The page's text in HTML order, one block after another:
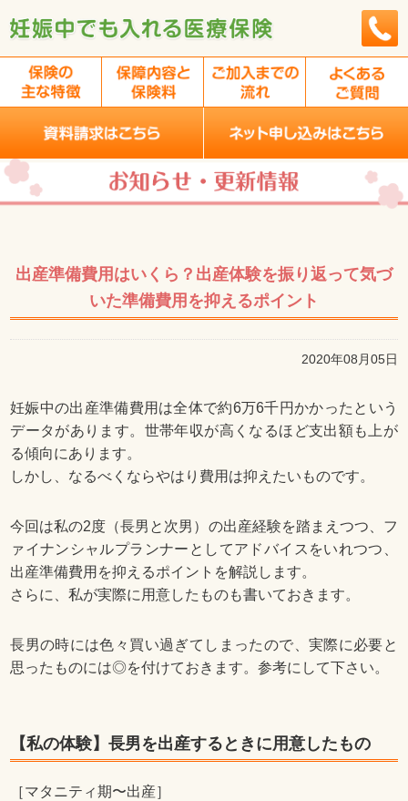
出産準備費用はいくら？出産体験を振り返って気づ
いた準備費用を抑えるポイント
2020年08月05日
妊娠中の出産準備費用は全体で約6万6千円かかったという
データがあります。世帯年収が高くなるほど支出額も上が
る傾向にあります。
しかし、なるべくならやはり費用は抑えたいものです。
今回は私の2度（長男と次男）の出産経験を踏まえつつ、フ
ァイナンシャルプランナーとしてアドバイスをいれつつ、
出産準備費用を抑えるポイントを解説します。
さらに、私が実際に用意したものも書いておきます。
長男の時には色々買い過ぎてしまったので、実際に必要と
思ったものには◎を付けておきます。参考にして下さい。
【私の体験】長男を出産するときに用意したもの
［マタニティ期〜出産］